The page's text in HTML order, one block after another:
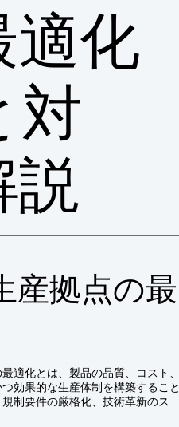
適化
対
説
産拠点の最
適化とは、製品の品質、コスト、
効果的な生産体制を構築すること
制要件の厳格化、技術革新のスピ